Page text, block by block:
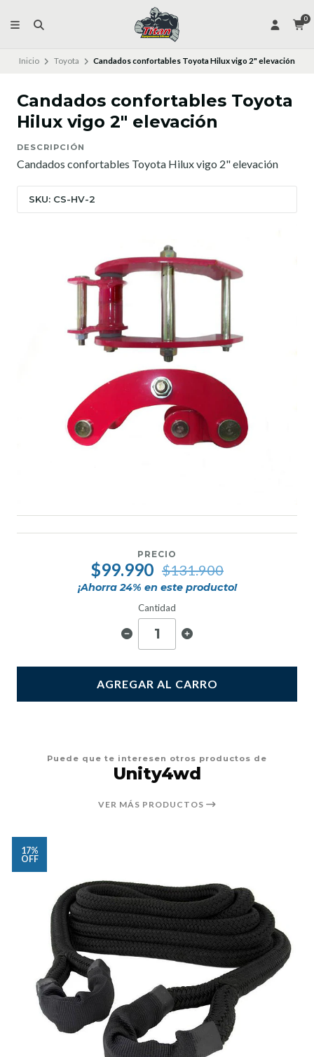
0
Inicio Toyota Candados confortables Toyota Hilux vigo 2" elevación
Candados confortables Toyota
Hilux vigo 2" elevación
DESCRIPCIÓN
Candados confortables Toyota Hilux vigo 2" elevación
SKU: CS-HV-2
PRECIO
$99.990 $131.900
¡Ahorra24% en este producto!
Cantidad
AGREGAR AL CARRO
Puede que te interesen otros productos de
Unity4wd
VER MÁS PRODUCTOS
17%
OFF